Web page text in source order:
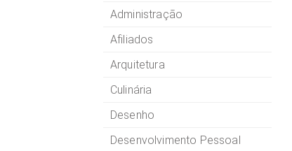
Administração
Afiliados
Arquitetura
Culinária
Desenho
Desenvolvimento Pessoal